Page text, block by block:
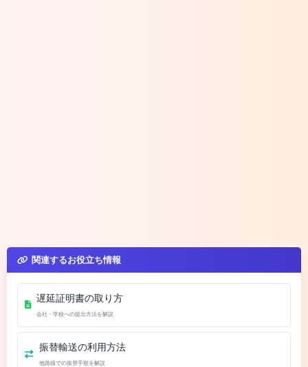
関連するお役立ち情報
遅延証明書の取り方
会社・学校への提出方法を解説
振替輸送の利用方法
他路線での振替手順を解説